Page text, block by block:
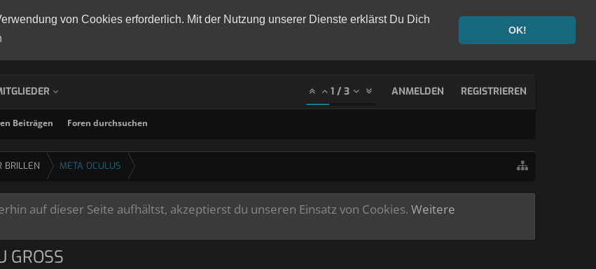
von Cookies erforderlich. Mit der Nutzung unserer Dienste erklärst Du Dich
OK!
Beiträgen Foren durchsuchen
1 / 3 ANMELDEN REGISTRIEREN
BRILLEN META OCULUS
auf dieser Seite aufhältst, akzeptierst du unseren Einsatz von Cookies. Weitere